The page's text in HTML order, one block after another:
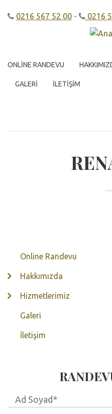
0216 567 52 00 - 0216
ONLINE RANDEVU
GALERI İLETIŞIM
Online Randevu
Hakkımızda
Hizmetlerimiz
Galeri
İletişim